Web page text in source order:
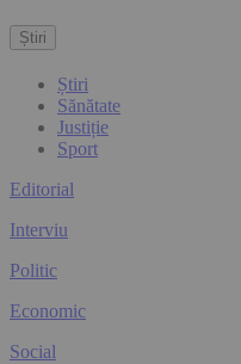
Știri
Știri
Sănătate
Justiție
Sport
Editorial
Interviu
Politic
Economic
Social